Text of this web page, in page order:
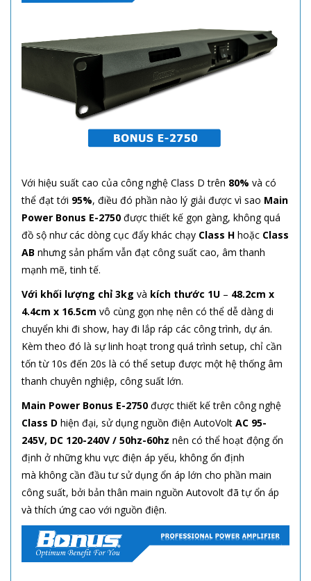
Với hiệu suất cao của công nghệ Class D trên 80% và có
thể đạt tới 95%, điều đó phần nào lý giải được vì sao Main
Power Bonus E-2750 được thiết kế gọn gàng, không quá
đồ sộ như các dòng cục đẩy khác chạy Class H hoặc Class
AB nhưng sản phẩm vẫn đạt công suất cao, âm thanh
mạnh mẽ, tinh tế.
Với khối lượng chỉ 3kg và kích thước 1U – 48.2cm x
4.4cm x 16.5cm vô cùng gọn nhẹ nên có thể dễ dàng di
chuyển khi đi show, hay đi lắp ráp các công trình, dự án.
Kèm theo đó là sự linh hoạt trong quá trình setup, chỉ cần
tốn từ 10s đến 20s là có thể setup được một hệ thống âm
thanh chuyên nghiệp, công suất lớn.
Main Power Bonus E-2750 được thiết kế trên công nghệ
Class D hiện đại, sử dụng nguồn điện AutoVolt AC 95-
245V, DC 120-240V / 50hz-60hz nên có thể hoạt động ổn
định ở những khu vực điện áp yếu, không ổn định
mà không cần đầu tư sử dụng ổn áp lớn cho phần main
công suất, bởi bản thân main nguồn Autovolt đã tự ổn áp
và thích ứng cao với nguồn điện.